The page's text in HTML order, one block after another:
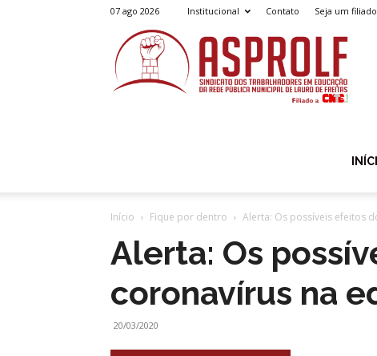
07 ago 2026 Institucional Contato Seja um filiado
Início Fique por dentro Alerta: Os possíveis efeitos
Alerta: Os
coronavírus na
20/03/2020